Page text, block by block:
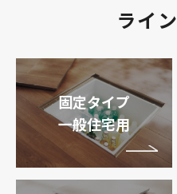
ライ
固定タイプ
一般住宅用